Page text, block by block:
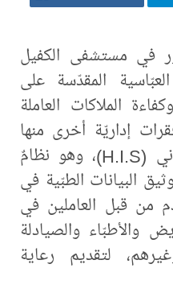
في مستشفى الكفيل
المقدّسة على
الملاكات العاملة
إداريّة أخرى منها
النظام المعلوماتي الإلكتروني (H.I.S)، وهو نظامٌ
البيانات الطبّية في
من قبل العاملين في
والأطبّاء والصيادلة
لتقديم رعاية